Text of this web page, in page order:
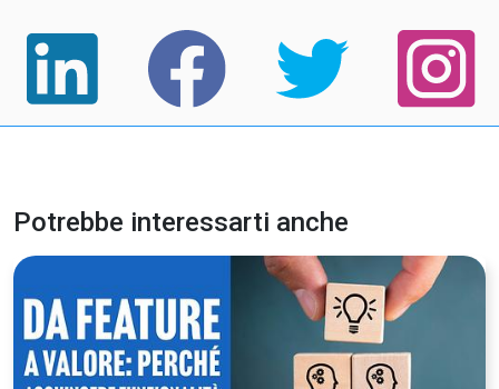
Potrebbe interessarti anche